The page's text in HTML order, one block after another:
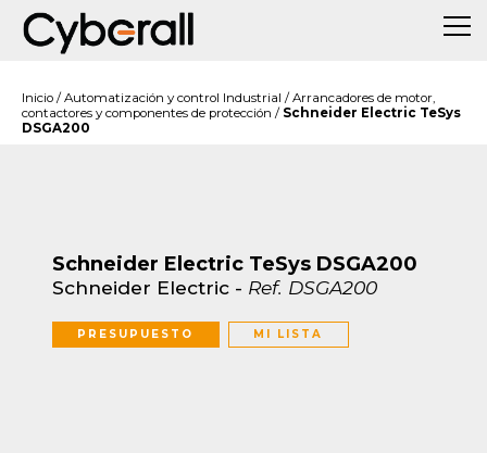
Inicio / Automatización y control Industrial / Arrancadores de motor,
contactores y componentes de protección / Schneider Electric TeSys
DSGA200
Schneider Electric TeSys DSGA200
Schneider Electric - Ref. DSGA200
PRESUPUESTO MI LISTA